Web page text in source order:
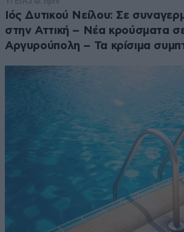
Ιός Δυτικού Νείλου: Σε
στην Αττική – Νέα κρούσματα
Αργυρούπολη – Τα κρίσιμα